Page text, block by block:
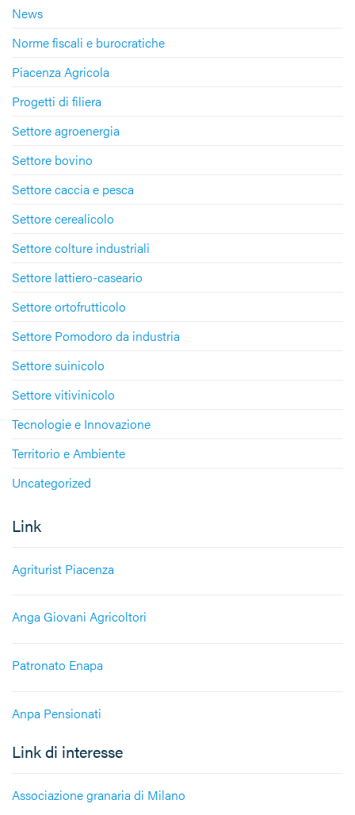
News
Norme fiscali e burocratiche
Piacenza Agricola
Progetti di filiera
Settore agroenergia
Settore bovino
Settore caccia e pesca
Settore cerealicolo
Settore colture industriali
Settore lattiero-caseario
Settore ortofrutticolo
Settore Pomodoro da industria
Settore suinicolo
Settore vitivinicolo
Tecnologie e Innovazione
Territorio e Ambiente
Uncategorized
Link
Agriturist Piacenza
Anga Giovani Agricoltori
Patronato Enapa
Anpa Pensionati
Link di interesse
Associazione granaria di Milano